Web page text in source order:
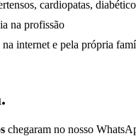
cardiopatas,
na profissão
internet e pela própria
chegaram no nosso